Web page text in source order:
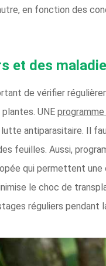
en fonction des
et des
de vérifier
UNE
antiparasitaire. Il
feuilles. Aussi,
qui permettent
le choc de
réguliers pendant